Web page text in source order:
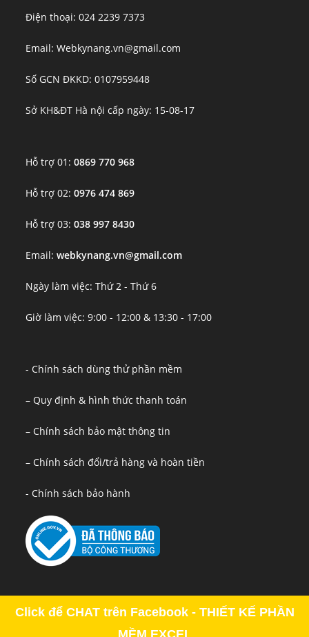
Điện thoại: 024 2239 7373
Email: Webkynang.vn@gmail.com
Số GCN ĐKKD: 0107959448
Sở KH&ĐT Hà nội cấp ngày: 15-08-17
Hỗ trợ 01:0869 770 968
Hỗ trợ 02:0976 474 869
Hỗ trợ 03:038 997 8430
Email:webkynang.vn@gmail.com
Ngày làm việc: Thứ 2 - Thứ 6
Giờ làm việc: 9:00 - 12:00 & 13:30 - 17:00
- Chính sách dùng thử phần mềm
– Quy định & hình thức thanh toán
– Chính sách bảo mật thông tin
– Chính sách đổi/trả hàng và hoàn tiền
- Chính sách bảo hành
Click để CHAT trên Facebook - THIẾT KẾ PHẦN
MỀM EXCEL